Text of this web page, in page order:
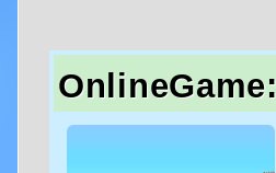
OnlineGame: